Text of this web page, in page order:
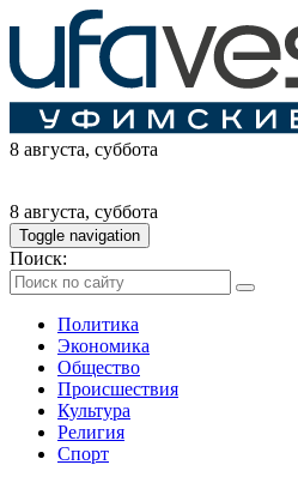
8 августа, суббота
8 августа, суббота
Toggle navigation
Поиск:
Политика
Экономика
Общество
Происшествия
Культура
Религия
Спорт